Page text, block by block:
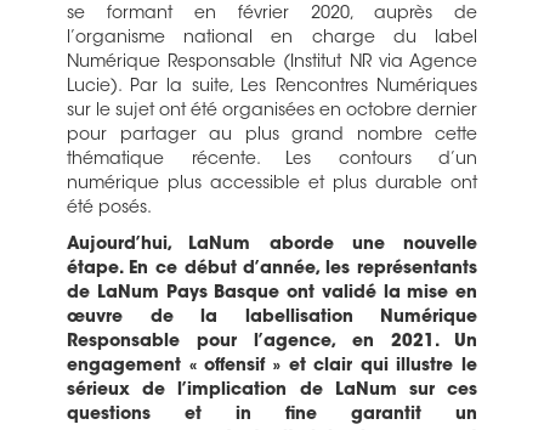
se formant en février 2020, auprès de
l’organisme national en charge du label
Numérique Responsable (Institut NR via Agence
Lucie). Par la suite, Les Rencontres Numériques
sur le sujet ont été organisées en octobre dernier
pour partager au plus grand nombre cette
thématique récente. Les contours d’un
numérique plus accessible et plus durable ont
été posés.
Aujourd’hui, LaNum aborde une nouvelle
étape. En ce début d’année, les représentants
de LaNum Pays Basque ont validé la mise en
œuvre de la labellisation Numérique
Responsable pour l’agence, en 2021. Un
engagement « offensif » et clair qui illustre le
sérieux de l’implication de LaNum sur ces
questions et in fine garantit un